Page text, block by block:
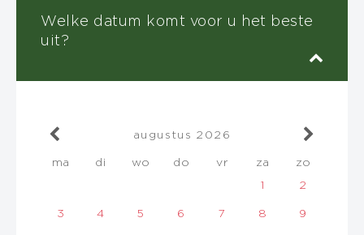
Welke datum komt voor u het beste
uit?
augustus 2026
ma di wo do vr za
zo
1
2
3 4 5 6 7 8 9